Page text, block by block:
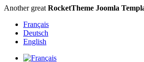
Another great RocketTheme Joomla
Français
Deutsch
English